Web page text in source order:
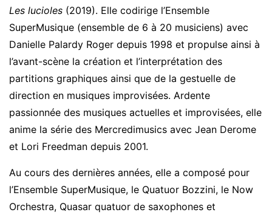
Les lucioles (2019). Elle codirige l’Ensemble
SuperMusique (ensemble de 6 à 20 musiciens) avec
Danielle Palardy Roger depuis 1998 et propulse ainsi à
l’avant-scène la création et l’interprétation des
partitions graphiques ainsi que de la gestuelle de
direction en musiques improvisées. Ardente
passionnée des musiques actuelles et improvisées, elle
anime la série des Mercredimusics avec Jean Derome
et Lori Freedman depuis 2001.
Au cours des dernières années, elle a composé pour
l’Ensemble SuperMusique, le Quatuor Bozzini, le Now
Orchestra, Quasar quatuor de saxophones et